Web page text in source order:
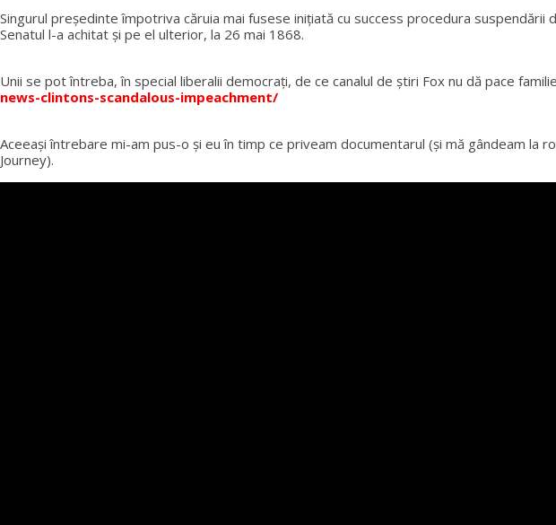
Singurul președinte împotriva căruia mai fusese iniţiată cu success procedura
Senatul l-a achitat şi pe el ulterior, la 26 mai 1868.
Unii se pot întreba, în special liberalii democraţi, de ce canalul de ştiri Fox nu dă pace
news-clintons-scandalous-impeachment/
Aceeaşi întrebare mi-am pus-o şi eu în timp ce priveam documentarul (şi mă gândeam la
Journey).